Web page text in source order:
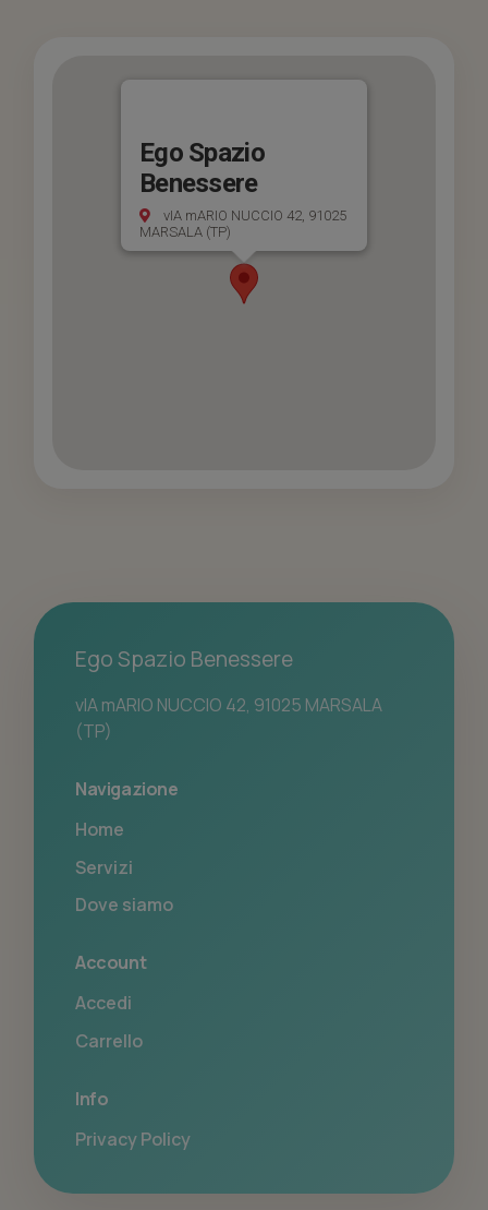
Ego Spazio
Benessere
vIA mARIO NUCCIO 42, 91025
MARSALA (TP)
Ego Spazio Benessere
vIA mARIO NUCCIO 42, 91025 MARSALA
(TP)
Navigazione
Home
Servizi
Dove siamo
Account
Accedi
Carrello
Info
Privacy Policy